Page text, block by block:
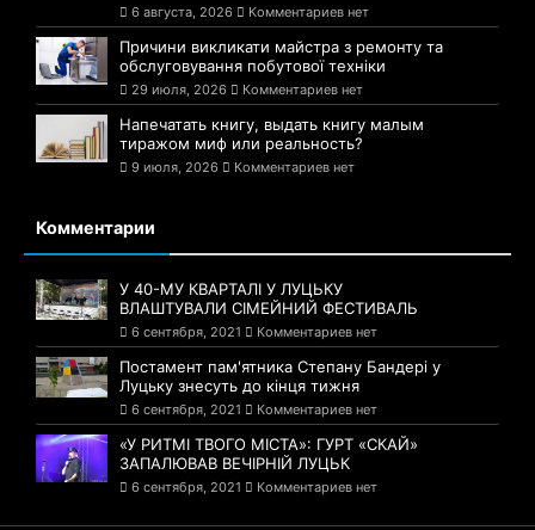
6 августа, 2026 Комментариев нет
Причини викликати майстра з ремонту та
обслуговування побутової техніки
29 июля, 2026 Комментариев нет
Напечатать книгу, выдать книгу малым
тиражом миф или реальность?
9 июля, 2026 Комментариев нет
Комментарии
У 40-МУ КВАРТАЛІ У ЛУЦЬКУ
ВЛАШТУВАЛИ СІМЕЙНИЙ ФЕСТИВАЛЬ
6 сентября, 2021 Комментариев нет
Постамент пам'ятника Степану Бандері у
Луцьку знесуть до кінця тижня
6 сентября, 2021 Комментариев нет
«У РИТМІ ТВОГО МІСТА»: ГУРТ «СКАЙ»
ЗАПАЛЮВАВ ВЕЧІРНІЙ ЛУЦЬК
6 сентября, 2021 Комментариев нет